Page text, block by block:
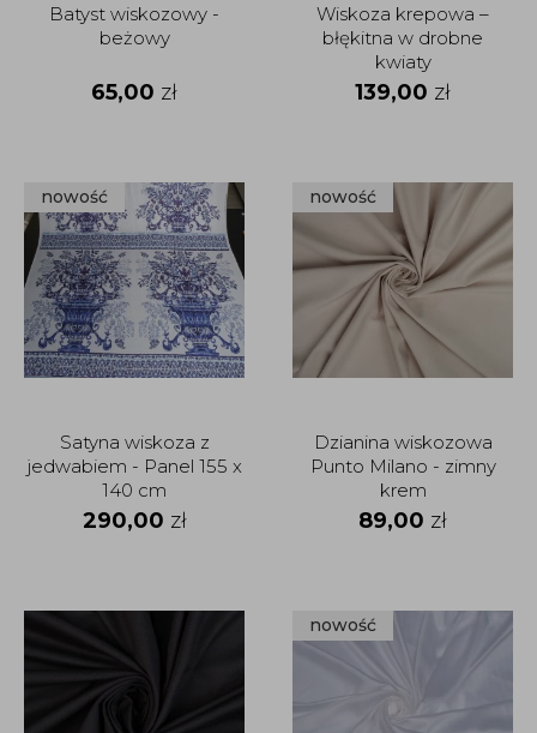
Batyst wiskozowy -
beżowy
65,00 zł
Wiskoza krepowa –
błękitna w drobne
kwiaty
139,00 zł
nowość
Satyna wiskoza z
jedwabiem - Panel 155 x
140 cm
290,00 zł
nowość
Dzianina wiskozowa
Punto Milano - zimny
krem
89,00 zł
nowość